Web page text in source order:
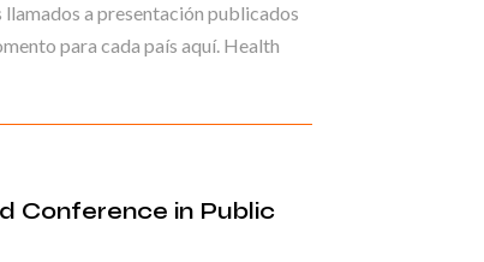
llamados a presentación publicados
para cada país aquí. Health
Conference in Public